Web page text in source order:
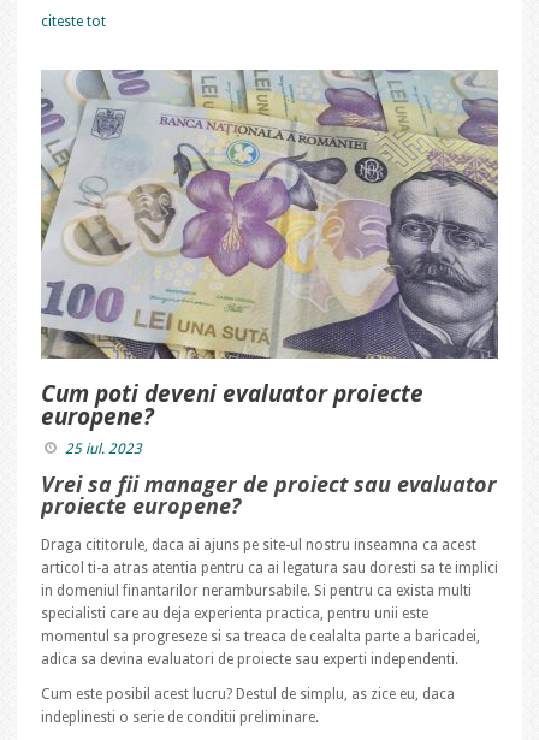
citeste tot
Cum poti deveni evaluator proiecte
europene?
25 iul. 2023
Vrei sa fii manager de proiect sau evaluator
proiecte europene?
Draga cititorule, daca ai ajuns pe site-ul nostru inseamna ca acest
articol ti-a atras atentia pentru ca ai legatura sau doresti sa te implici
in domeniul finantarilor nerambursabile. Si pentru ca exista multi
specialisti care au deja experienta practica, pentru unii este
momentul sa progreseze si sa treaca de cealalta parte a baricadei,
adica sa devina evaluatori de proiecte sau experti independenti.
Cum este posibil acest lucru? Destul de simplu, as zice eu, daca
indeplinesti o serie de conditii preliminare.